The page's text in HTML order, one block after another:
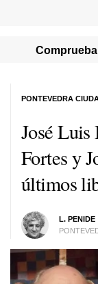
José Luis
Fortes y
últimos
L. PENIDE
PONTEVEDRA